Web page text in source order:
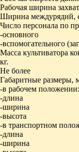
Рабочая ширина
Ширина междурядий,
Число персонала по
-основного
-вспомогательного
Масса культиватора
кг.
Не более
Габаритные размеры,
-в рабочем положении:
-длина
-ширина
-высота
-в транспортном
-длина
-ширина